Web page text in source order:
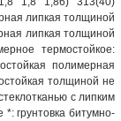
липкая толщиной
липкая толщиной
термостойкое:
полимерная
толщиной не
с липким
грунтовка битумно-